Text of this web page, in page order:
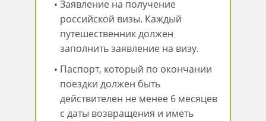
Заявление на получение
российской визы. Каждый
путешественник должен
заполнить заявление на визу.
Паспорт, который по окончании
поездки должен быть
действителен не менее 6 месяцев
с даты возвращения и иметь